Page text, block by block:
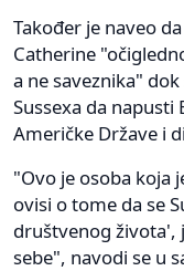
Također je naveo
Catherine
a ne saveznika"
Sussexa da napusti
Američke Države i
"Ovo je osoba koja
ovisi o tome da se
društvenog života',
sebe", navodi se u